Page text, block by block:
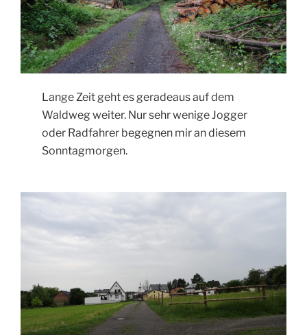
Lange Zeit geht es geradeaus auf dem
Waldweg weiter. Nur sehr wenige Jogger
oder Radfahrer begegnen mir an diesem
Sonntagmorgen.